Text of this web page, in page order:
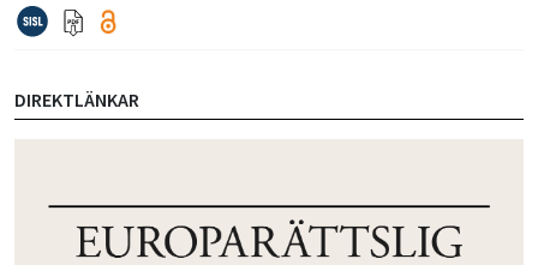
DIREKTLÄNKAR